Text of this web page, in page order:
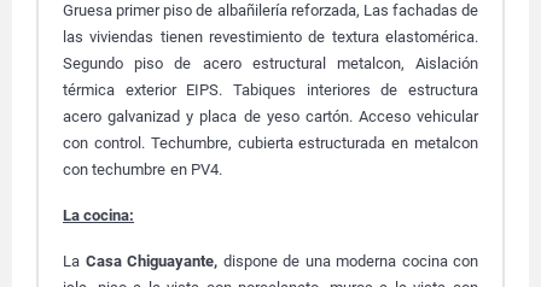
Gruesa primer piso de albañilería reforzada, Las fachadas de
las viviendas tienen revestimiento de textura elastomérica.
Segundo piso de acero estructural metalcon, Aislación
térmica exterior EIPS. Tabiques interiores de estructura
acero galvanizad y placa de yeso cartón. Acceso vehicular
con control.Techumbre, cubierta estructurada en metalcon
con techumbre en PV4.
La cocina:
La Casa Chiguayante, dispone de una moderna cocina con